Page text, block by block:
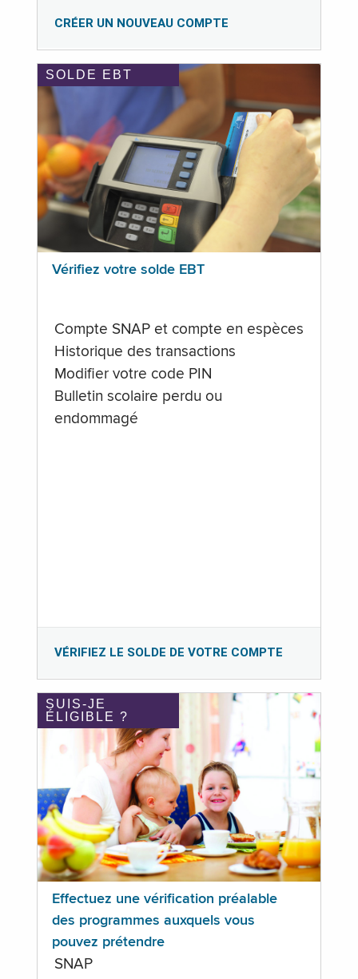
CRÉER UN NOUVEAU COMPTE
SOLDE EBT
Vérifiez votre solde EBT
Compte SNAP et compte en espèces
Historique des transactions
Modifier votre code PIN
Bulletin scolaire perdu ou
endommagé
VÉRIFIEZ LE SOLDE DE VOTRE COMPTE
SUIS-JE
ÉLIGIBLE ?
Effectuez une vérification préalable
des programmes auxquels vous
pouvez prétendre
SNAP